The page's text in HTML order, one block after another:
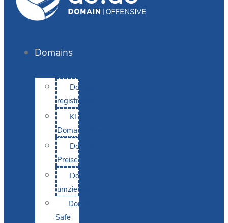
Domains
Domain
registrieren
KI-
Domainsuche
Domain-
Preise
Domain
umziehen
Domain-
Safe